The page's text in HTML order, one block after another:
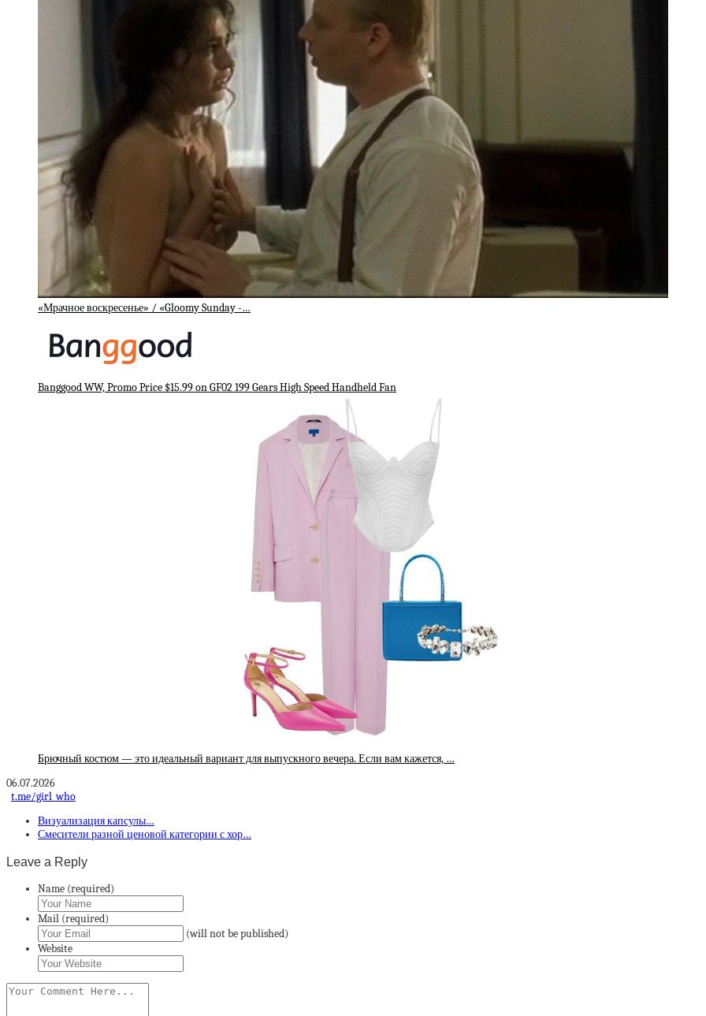
«Мрачное воскресенье» / «Gloomy Sunday -…
Banggood WW, Promo Price $15.99 on GF02 199 Gears High Speed Handheld Fan
Брючный костюм — это идеальный вариант для выпускного вечера. Если вам кажется, …
06.07.2026
t.me/girl_who
Визуализация капсулы…
Смесители разной ценовой категории с хор…
Leave a Reply
Name (required)
Mail (required)
(will not be published)
Website